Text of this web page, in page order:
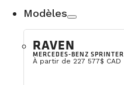
Modèles
RAVEN
MERCEDES-BENZ SPRINTER
À partir de 227 577$ CAD